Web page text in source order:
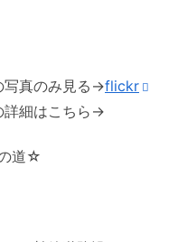
写真のみ見る→flickr
詳細はこちら→
道☆